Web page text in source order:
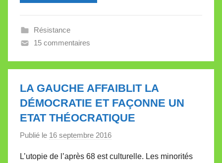
l
t
t
e
Résistance
15 commentaires
LA GAUCHE AFFAIBLIT LA
DÉMOCRATIE ET FAÇONNE UN
ETAT THÉOCRATIQUE
Publié le 16 septembre 2016
r
L’utopie de l’après 68 est culturelle. Les minorités